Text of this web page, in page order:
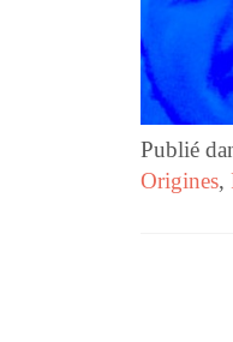
Publié
Origines,